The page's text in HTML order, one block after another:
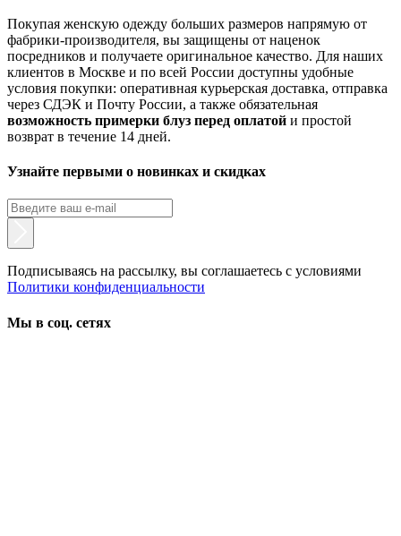
Покупая женскую одежду больших размеров напрямую от
фабрики-производителя, вы защищены от наценок
посредников и получаете оригинальное качество. Для наших
клиентов в Москве и по всей России доступны удобные
условия покупки: оперативная курьерская доставка, отправка
через СДЭК и Почту России, а также обязательная
возможность примерки блуз перед оплатой и простой
возврат в течение 14 дней.
Узнайте первыми о новинках и скидках
Подписываясь на рассылку, вы соглашаетесь с условиями
Политики конфиденциальности
Мы в соц. сетях